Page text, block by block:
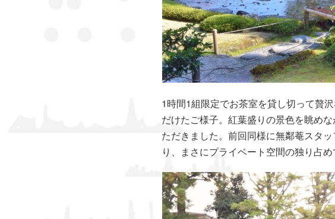
1時間1組限定でお茶室を貸し切って贅
だけたご様子。紅葉盛りの景色を眺め
ただきました。前回同様に無鄰菴スタ
り、まさにプライベート空間の独り占め